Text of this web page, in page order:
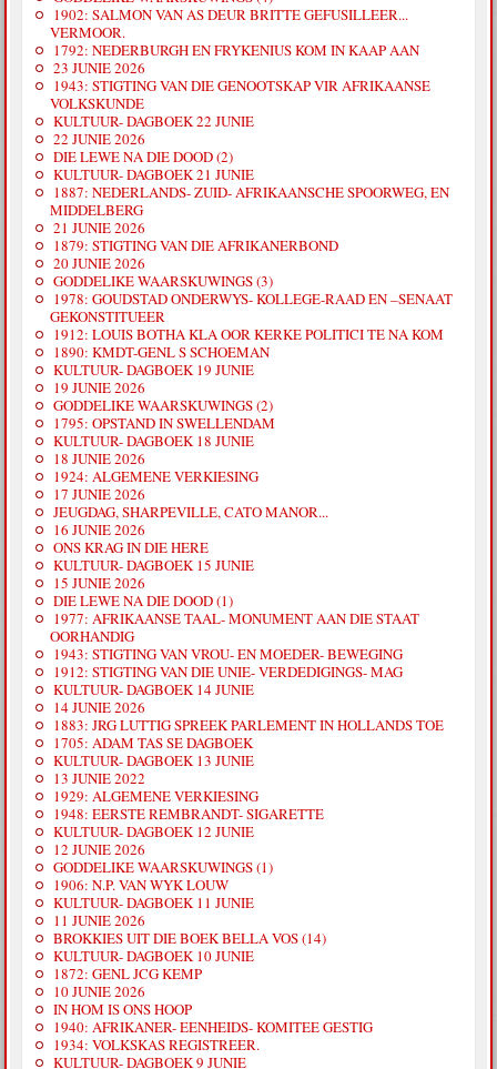
1902: SALMON VAN AS DEUR BRITTE GEFUSILLEER...
VERMOOR.
1792: NEDERBURGH EN FRYKENIUS KOM IN KAAP AAN
23 JUNIE 2026
1943: STIGTING VAN DIE GENOOTSKAP VIR AFRIKAANSE
VOLKSKUNDE
KULTUUR- DAGBOEK 22 JUNIE
22 JUNIE 2026
DIE LEWE NA DIE DOOD (2)
KULTUUR- DAGBOEK 21 JUNIE
1887: NEDERLANDS- ZUID- AFRIKAANSCHE SPOORWEG, EN
MIDDELBERG
21 JUNIE 2026
1879: STIGTING VAN DIE AFRIKANERBOND
20 JUNIE 2026
GODDELIKE WAARSKUWINGS (3)
1978: GOUDSTAD ONDERWYS- KOLLEGE-RAAD EN –SENAAT
GEKONSTITUEER
1912: LOUIS BOTHA KLA OOR KERKE POLITICI TE NA KOM
1890: KMDT-GENL S SCHOEMAN
KULTUUR- DAGBOEK 19 JUNIE
19 JUNIE 2026
GODDELIKE WAARSKUWINGS (2)
1795: OPSTAND IN SWELLENDAM
KULTUUR- DAGBOEK 18 JUNIE
18 JUNIE 2026
1924: ALGEMENE VERKIESING
17 JUNIE 2026
JEUGDAG, SHARPEVILLE, CATO MANOR...
16 JUNIE 2026
ONS KRAG IN DIE HERE
KULTUUR- DAGBOEK 15 JUNIE
15 JUNIE 2026
DIE LEWE NA DIE DOOD (1)
1977: AFRIKAANSE TAAL- MONUMENT AAN DIE STAAT
OORHANDIG
1943: STIGTING VAN VROU- EN MOEDER- BEWEGING
1912: STIGTING VAN DIE UNIE- VERDEDIGINGS- MAG
KULTUUR- DAGBOEK 14 JUNIE
14 JUNIE 2026
1883: JRG LUTTIG SPREEK PARLEMENT IN HOLLANDS TOE
1705: ADAM TAS SE DAGBOEK
KULTUUR- DAGBOEK 13 JUNIE
13 JUNIE 2022
1929: ALGEMENE VERKIESING
1948: EERSTE REMBRANDT- SIGARETTE
KULTUUR- DAGBOEK 12 JUNIE
12 JUNIE 2026
GODDELIKE WAARSKUWINGS (1)
1906: N.P. VAN WYK LOUW
KULTUUR- DAGBOEK 11 JUNIE
11 JUNIE 2026
BROKKIES UIT DIE BOEK BELLA VOS (14)
KULTUUR- DAGBOEK 10 JUNIE
1872: GENL JCG KEMP
10 JUNIE 2026
IN HOM IS ONS HOOP
1940: AFRIKANER- EENHEIDS- KOMITEE GESTIG
1934: VOLKSKAS REGISTREER.
KULTUUR- DAGBOEK 9 JUNIE